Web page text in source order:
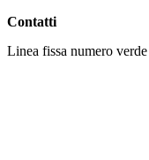
Contatti
Linea fissa numero verde